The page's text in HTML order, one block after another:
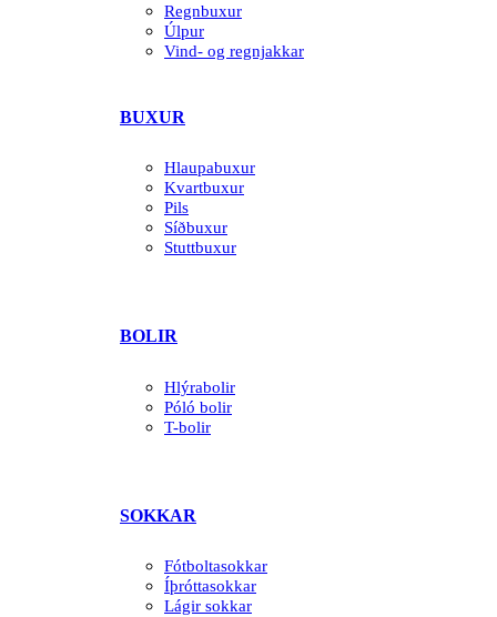
Regnbuxur
Úlpur
Vind- og regnjakkar
BUXUR
Hlaupabuxur
Kvartbuxur
Pils
Síðbuxur
Stuttbuxur
BOLIR
Hlýrabolir
Póló bolir
T-bolir
SOKKAR
Fótboltasokkar
Íþróttasokkar
Lágir sokkar